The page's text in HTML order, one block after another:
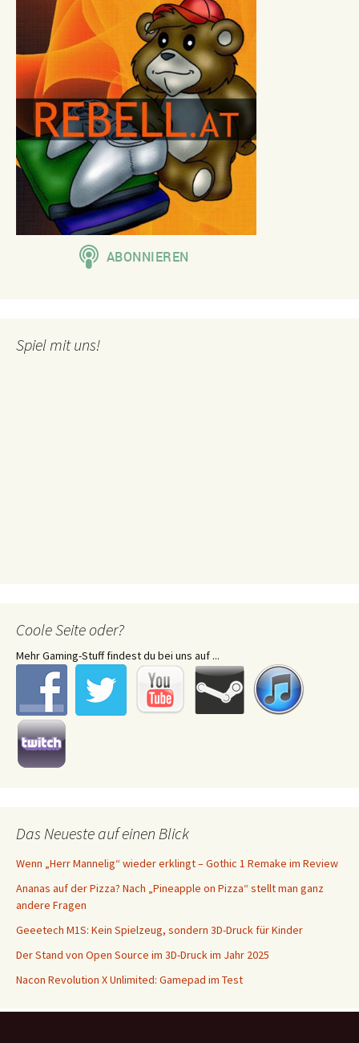
Spiel mit uns!
Coole Seite oder?
Mehr Gaming-Stuff findest du bei uns auf ...
Das Neueste auf einen Blick
Wenn „Herr Mannelig“ wieder erklingt – Gothic 1 Remake im Review
Ananas auf der Pizza? Nach „Pineapple on Pizza“ stellt man ganz
andere Fragen
Geeetech M1S: Kein Spielzeug, sondern 3D-Druck für Kinder
Der Stand von Open Source im 3D-Druck im Jahr 2025
Nacon Revolution X Unlimited: Gamepad im Test